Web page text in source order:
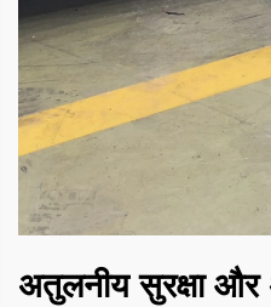
अतुलनीय सुरक्षा